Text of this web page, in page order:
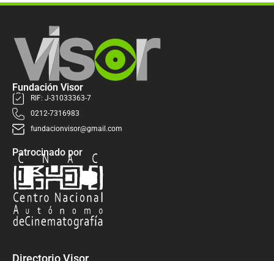
Fundación Visor
RIF: J-31033363-7
0212-7316983
fundacionvisor@gmail.com
Patrocinado por
Directorio Visor